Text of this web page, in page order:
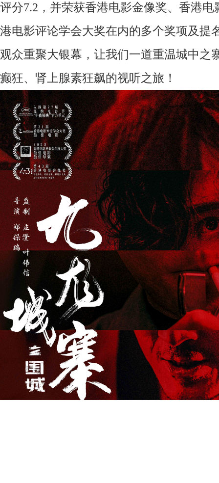
评分7.2，并荣获香港电影金像奖、香港
港电影评论学会大奖在内的多个奖项及提
观众重聚大银幕，让我们一道重温城中之
癫狂、肾上腺素狂飙的视听之旅！